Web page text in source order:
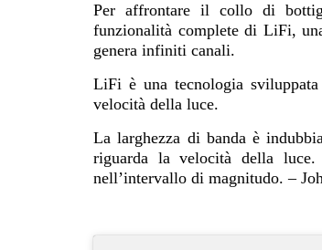
Per affrontare il collo di
funzionalità complete di LiFi,
genera infiniti canali.
LiFi è una tecnologia
velocità della luce.
La larghezza di banda è
riguarda la velocità della
nell’intervallo di magnitudo. –